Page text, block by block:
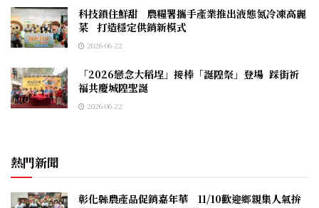
科技鎖住鮮甜 農糧署攜手產業推出液態氮冷凍高麗
菜 打造穩定供銷新模式
2026-06-22
「2026戀念大稻埕」接棒「誕隍祭」登場 踩街祈
福共慶城隍聖誕
2026-06-22
熱門新聞
彰化縣農產品促銷嘉年華 11/10歡迎鄉親集人氣拚